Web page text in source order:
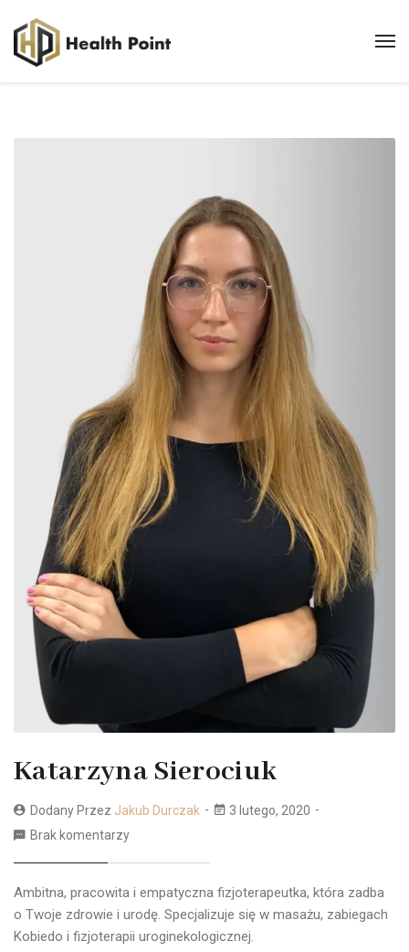
Katarzyna Sierociuk
Dodany Przez Jakub Durczak
3 lutego, 2020
Brak komentarzy
Ambitna, pracowita i empatyczna fizjoterapeutka, która zadba
o Twoje zdrowie i urodę. Specjalizuje się w masażu, zabiegach
Kobiedo i fizjoterapii uroginekologicznej.